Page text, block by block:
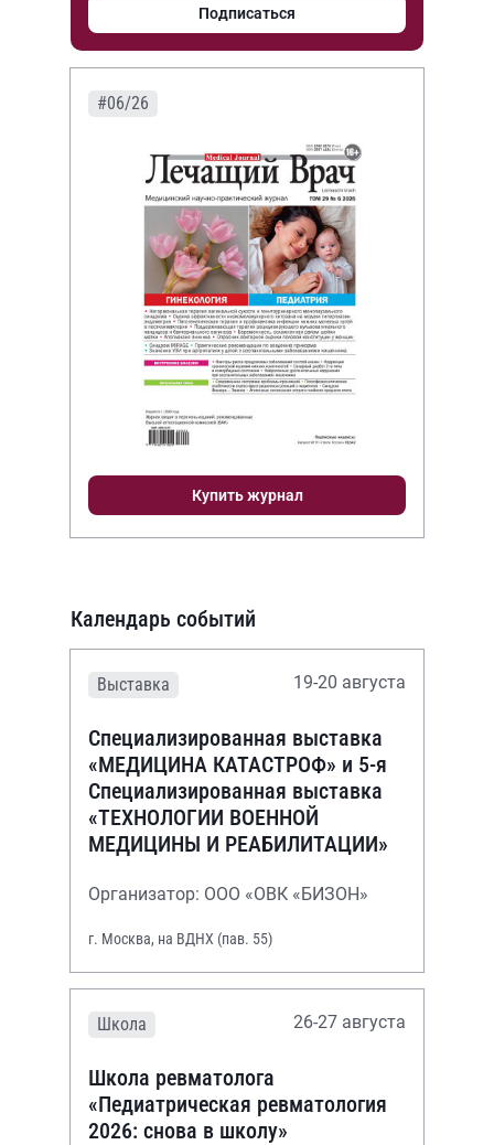
Подписаться
#06/26
Купить журнал
Календарь событий
Выставка 19-20 августа
Специализированная выставка
«МЕДИЦИНА КАТАСТРОФ» и 5-я
Специализированная выставка
«ТЕХНОЛОГИИ ВОЕННОЙ
МЕДИЦИНЫ И РЕАБИЛИТАЦИИ»
Организатор: ООО «ОВК «БИЗОН»
г. Москва, на ВДНХ (пав. 55)
Школа 26-27 августа
Школа ревматолога
«Педиатрическая ревматология
2026: снова в школу»